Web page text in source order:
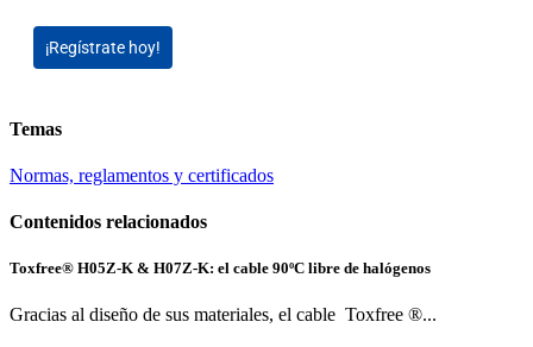
¡Regístrate hoy!
Temas
Normas, reglamentos y certificados
Contenidos relacionados
Toxfree® H05Z-K & H07Z-K: el cable 90ºC libre de halógenos
Gracias al diseño de sus materiales, el cable Toxfree ®...